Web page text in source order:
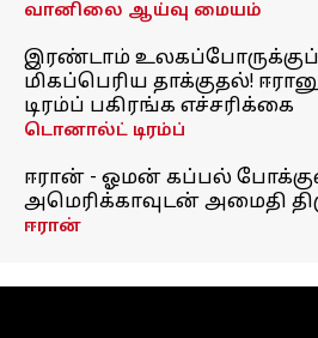
வானிலை ஆய்வு மையம்
இரண்டாம்
மிகப்பெரிய தாக்குதல்!
டிரம்ப் பகிரங்க எச்சரிக்கை
டொனால்ட் டிரம்ப்
ஈரான் - ஓமன் கப்பல்
அமெரிக்காவுடன் அமைதி
ஈரான்